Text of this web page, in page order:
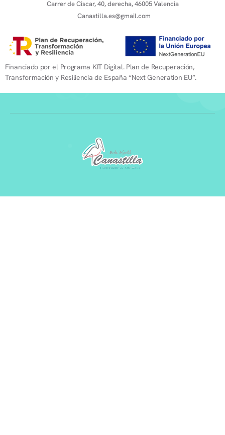
Carrer de Ciscar, 40, derecha, 46005 Valencia
Canastilla.es@gmail.com
Financiado por el Programa KIT Digital. Plan de Recuperación,
Transformación y Resiliencia de España “Next Generation EU”.